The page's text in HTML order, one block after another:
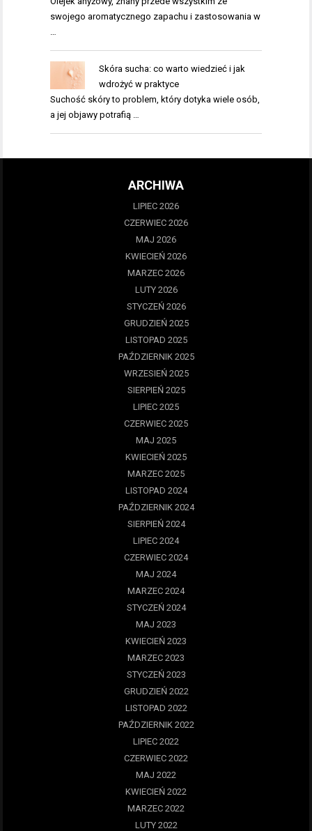
swojego aromatycznego zapachu i zastosowania w
…
Skóra sucha: co warto wiedzieć i jak
wdrożyć w praktyce
Suchość skóry to problem, który dotyka wiele osób,
a jej objawy potrafią …
ARCHIWA
LIPIEC 2026
CZERWIEC 2026
MAJ 2026
KWIECIEŃ 2026
MARZEC 2026
LUTY 2026
STYCZEŃ 2026
GRUDZIEŃ 2025
LISTOPAD 2025
PAŹDZIERNIK 2025
WRZESIEŃ 2025
SIERPIEŃ 2025
LIPIEC 2025
CZERWIEC 2025
MAJ 2025
KWIECIEŃ 2025
MARZEC 2025
LISTOPAD 2024
PAŹDZIERNIK 2024
SIERPIEŃ 2024
LIPIEC 2024
CZERWIEC 2024
MAJ 2024
MARZEC 2024
STYCZEŃ 2024
MAJ 2023
KWIECIEŃ 2023
MARZEC 2023
STYCZEŃ 2023
GRUDZIEŃ 2022
LISTOPAD 2022
PAŹDZIERNIK 2022
LIPIEC 2022
CZERWIEC 2022
MAJ 2022
KWIECIEŃ 2022
MARZEC 2022
LUTY 2022